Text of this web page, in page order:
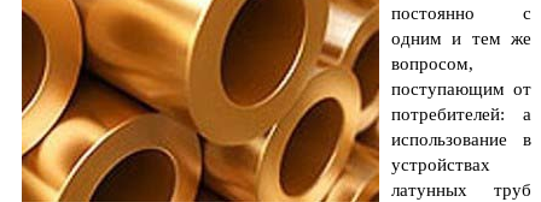
постоянно с
одним и тем же
вопросом,
поступающим от
потребителей: а
использование в
устройствах
латунных труб